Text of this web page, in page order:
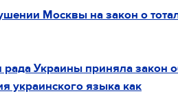
Москвы на закон о
рада Украины приняла закон
украинского языка как